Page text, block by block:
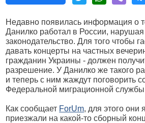
Недавно появилась информация о
Данилко работал в России,
законодательство. Для того чтобы
давать концерты на частных
гражданин Украины - должен
разрешение. У Данилко же такого
и теперь с ним жаждут поговорить
Федеральной миграционной
Как сообщает ForUm, для этого они
приезжали на какой-то сборный